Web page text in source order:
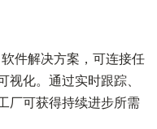
软件解决方案，可连接任
化。通过实时跟踪、
厂可获得持续进步所需